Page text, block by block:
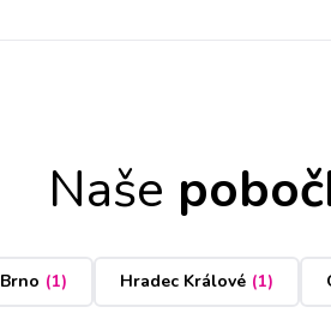
Naše
Brno (1) Hradec Králové (1)